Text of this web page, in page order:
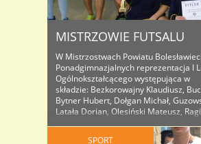
MISTRZOWIE FUTSALU
W Mistrzostwach Powiatu
Ponadgimnazjalnych reprezentacja I
Ogólnokształcącego występująca w
składzie: Bezkorowajny Klaudiusz,
Bytner Hubert, Dołgan Michał,
Latała Dorian, Olesiński Mateusz,
awansowała do Finału Strefy
SPORT